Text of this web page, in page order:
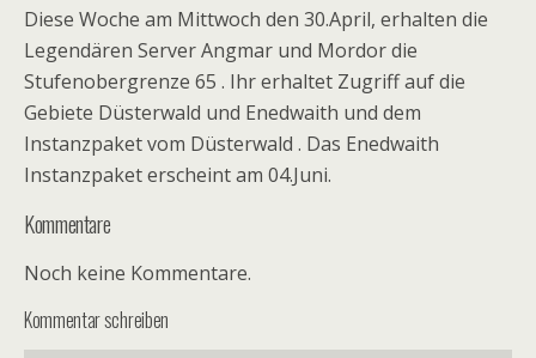
Diese Woche am Mittwoch den 30.April, erhalten die
Legendären Server Angmar und Mordor die
Stufenobergrenze 65 . Ihr erhaltet Zugriff auf die
Gebiete Düsterwald und Enedwaith und dem
Instanzpaket vom Düsterwald . Das Enedwaith
Instanzpaket erscheint am 04.Juni.
Kommentare
Noch keine Kommentare.
Kommentar schreiben